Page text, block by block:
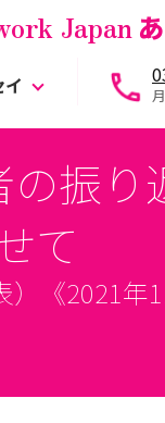
Japan
振
て
《2021年